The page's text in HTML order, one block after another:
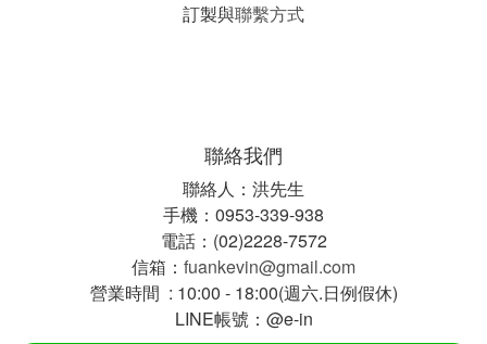
訂製與聯繫方式
聯絡我們
聯絡人：洪先生
手機：0953-339-938
電話：(02)2228-7572
信箱： fuankevin@gmail.com
營業時間 : 10:00 - 18:00(週六.日例假休)
LINE帳號：@e-in